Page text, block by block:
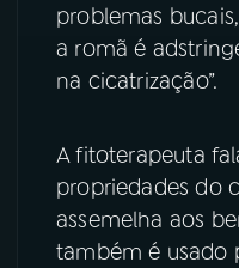
TikTok
problemas
a romã é
na cicatrização”.
A fitoterapeuta
propriedades do
assemelha aos
também é usado